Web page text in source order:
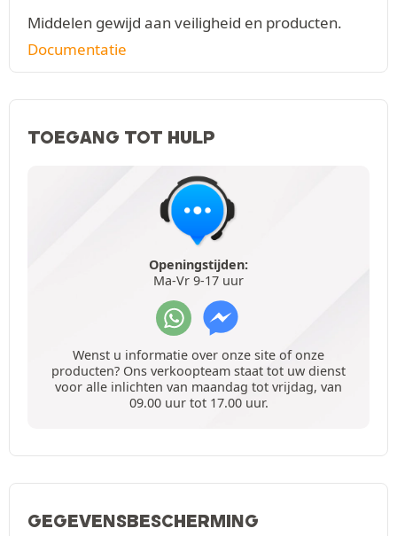
Middelen gewijd aan veiligheid en producten.
Documentatie
TOEGANG TOT HULP
Openingstijden:
Ma-Vr 9-17 uur
Wenst u informatie over onze site of onze
producten? Ons verkoopteam staat tot uw dienst
voor alle inlichten van maandag tot vrijdag, van
09.00 uur tot 17.00 uur.
GEGEVENSBESCHERMING